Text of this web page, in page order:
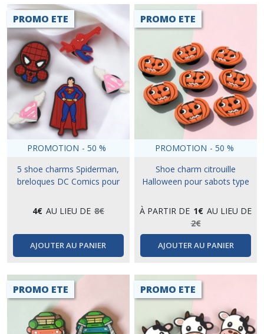
PROMO ETE
PROMOTION - 50 %
5 shoe charms Spiderman,
breloques DC Comics pour
4€ AU LIEU DE 8€
AJOUTER AU PANIER
PROMO ETE
PROMOTION - 50 %
Shoe charm citrouille
Halloween pour sabots type
À PARTIR DE 1€ AU LIEU DE
2€
AJOUTER AU PANIER
PROMO ETE PROMO ETE